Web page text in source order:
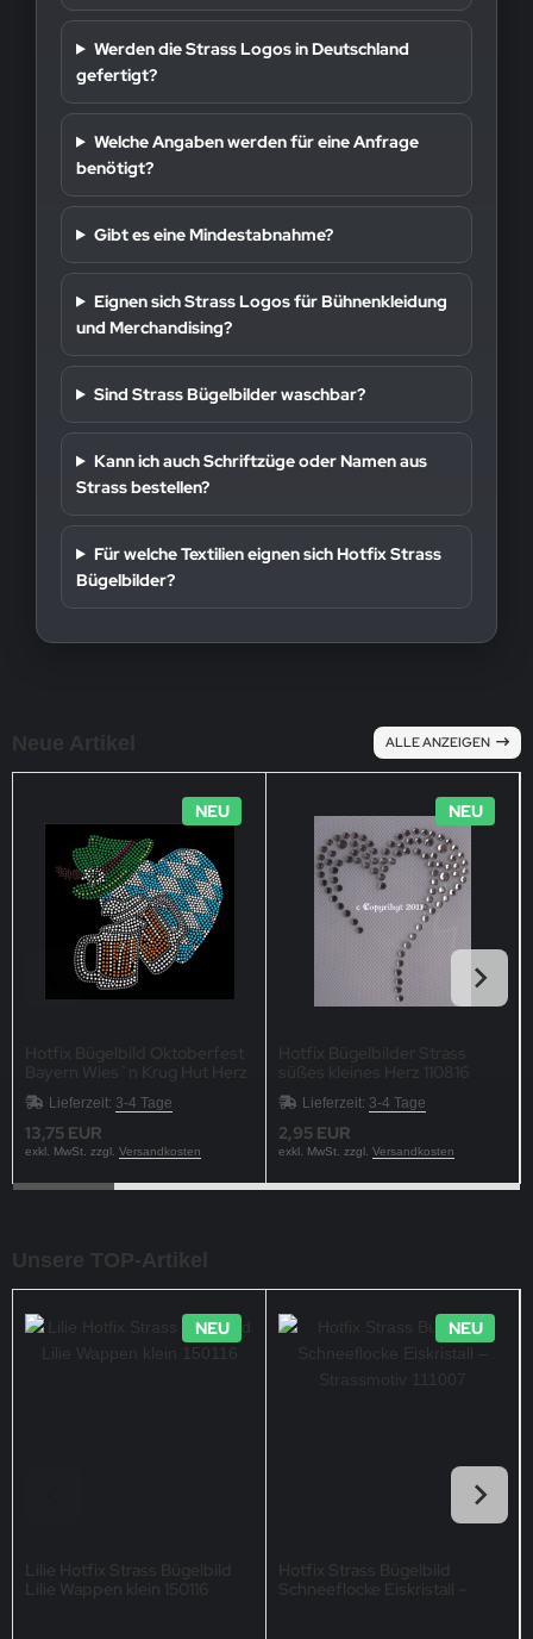
Werden die Strass Logos in Deutschland
gefertigt?
Welche Angaben werden für eine Anfrage
benötigt?
Gibt es eine Mindestabnahme?
Eignen sich Strass Logos für Bühnenkleidung
und Merchandising?
Sind Strass Bügelbilder waschbar?
Kann ich auch Schriftzüge oder Namen aus
Strass bestellen?
Für welche Textilien eignen sich Hotfix Strass
Bügelbilder?
ALLE ANZEIGEN
NEU
Bayern Wies`n Krug Hut Herz
Lieferzeit: 3-4 Tage
13,75 EUR
exkl. MwSt. zzgl. Versandkosten
NEU
Lieferzeit: 3-4 Tage
2,95 EUR
exkl. MwSt. zzgl. Versandkosten
Unsere TOP-Artikel
NEU
Lilie Hotfix Strass Bügelbild
Lilie Wappen klein 150116
NEU
Hotfix Strass Bügelbild
Schneeflocke Eiskristall –